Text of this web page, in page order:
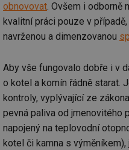
obnovovat. Ovšem i odborně
kvalitní práci pouze v
navrženou a dimenzovanou
Aby vše fungovalo dobře i v
o kotel a komín řádně starat.
kontroly, vyplývající ze
pevná paliva od jmenovitého
napojený na teplovodní
kotel či kamna s